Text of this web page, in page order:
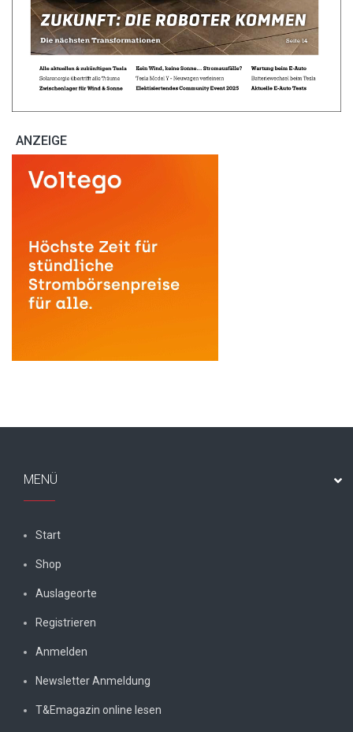
ANZEIGE
MENÜ
Start
Shop
Auslageorte
Registrieren
Anmelden
Newsletter Anmeldung
T&Emagazin online lesen